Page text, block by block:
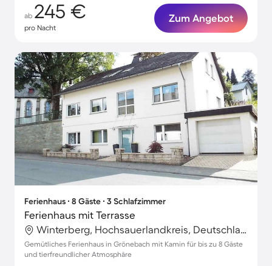
ab 245 €
pro Nacht
Zum Angebot
Ferienhaus ∙ 8 Gäste ∙ 3 Schlafzimmer
Ferienhaus mit Terrasse
Winterberg, Hochsauerlandkreis, Deutschland
Gemütliches Ferienhaus in Grönebach mit Kamin für bis zu 8 Gäste
und tierfreundlicher Atmosphäre